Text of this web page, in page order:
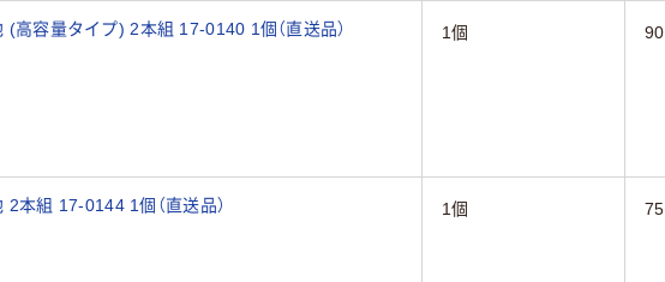
容量タイプ) 2本組 17-0140 1個（直送品）
1個
本組 17-0144 1個（直送品）
1個